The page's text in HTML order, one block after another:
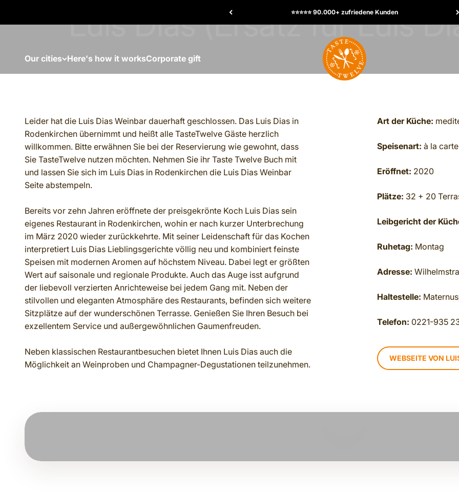
⭐️⭐️⭐️⭐️⭐️ 90.000+ zufriedene Kunden
Our cities Here's how it worksCorporate gift
TasteTwelve
Leider hat die Luis Dias Weinbar dauerhaft geschlossen. Das Luis Dias in
Rodenkirchen übernimmt und heißt alle TasteTwelve Gäste herzlich
willkommen. Bitte erwähnen Sie bei der Reservierung wie gewohnt, dass
Sie TasteTwelve nutzen möchten. Nehmen Sie ihr Taste Twelve Buch mit
und lassen Sie sich im Luis Dias in Rodenkirchen die Luis Dias Weinbar
Seite abstempeln.
Bereits vor zehn Jahren eröffnete der preisgekrönte Koch Luis Dias sein
eigenes Restaurant in Rodenkirchen, wohin er nach kurzer Unterbrechung
im März 2020 wieder zurückkehrte. Mit seiner Leidenschaft für das Kochen
interpretiert Luis Dias Lieblingsgerichte völlig neu und kombiniert feinste
Speisen mit modernen Aromen auf höchstem Niveau. Dabei legt er größten
Wert auf saisonale und regionale Produkte. Auch das Auge isst aufgrund
der liebevoll verzierten Anrichteweise bei jedem Gang mit. Neben der
stilvollen und eleganten Atmosphäre des Restaurants, befinden sich weitere
Sitzplätze auf der wunderschönen Terrasse. Genießen Sie Ihren Besuch bei
exzellentem Service und außergewöhnlichen Gaumenfreuden.
Neben klassischen Restaurantbesuchen bietet Ihnen Luis Dias auch die
Möglichkeit an Weinproben und Champagner-Degustationen teilzunehmen.
Art der Küche:
Speisenart: à la carte
Eröffnet: 2020
Plätze: 32 + 20
Leibgericht der
Ruhetag: Montag
Adresse:
Haltestelle:
Telefon: 0221-935
WEBSEITE VON